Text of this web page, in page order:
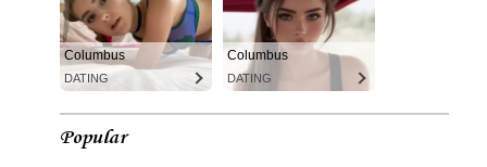
Columbus
DATING
Columbus
DATING
Popular